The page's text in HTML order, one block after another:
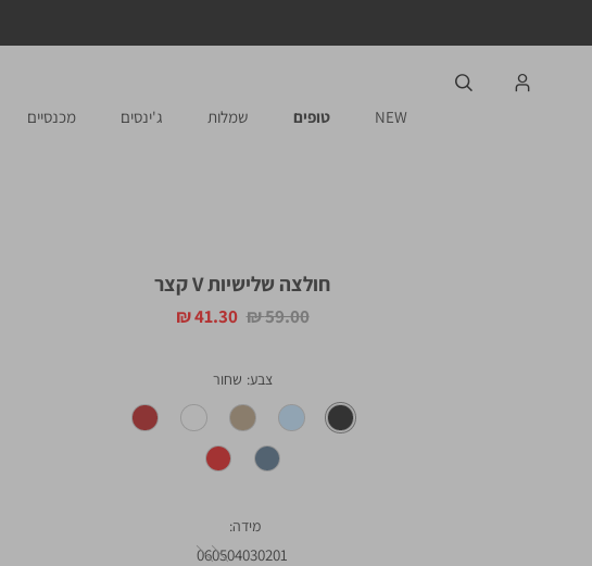
NEW טופים שמלות ג'ינסים מכנסיים
חולצה שלישיות V קצר
מחיר
41.30 ₪
מחיר
59.00 ₪
צבע שחור
מידה
01
02
03
04
05
06